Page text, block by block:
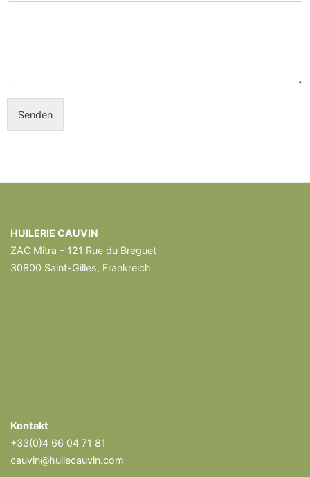
Senden
HUILERIE CAUVIN
ZAC Mitra – 121 Rue du Breguet
30800 Saint-Gilles, Frankreich
Kontakt
+33(0)4 66 04 71 81
cauvin@huilecauvin.com